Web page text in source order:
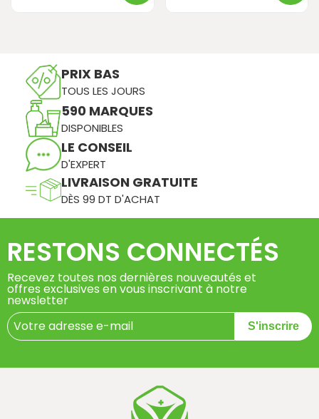
PRIX BAS
TOUS LES JOURS
590 MARQUES
DISPONIBLES
LE CONSEIL
D'EXPERT
LIVRAISON GRATUITE
DÈS 99 DT D'ACHAT
RESTONS CONNECTÉS
Recevez toutes nos dernières nouveautés et
offres exclusives en vous inscrivant à notre
newsletter
S'inscrire